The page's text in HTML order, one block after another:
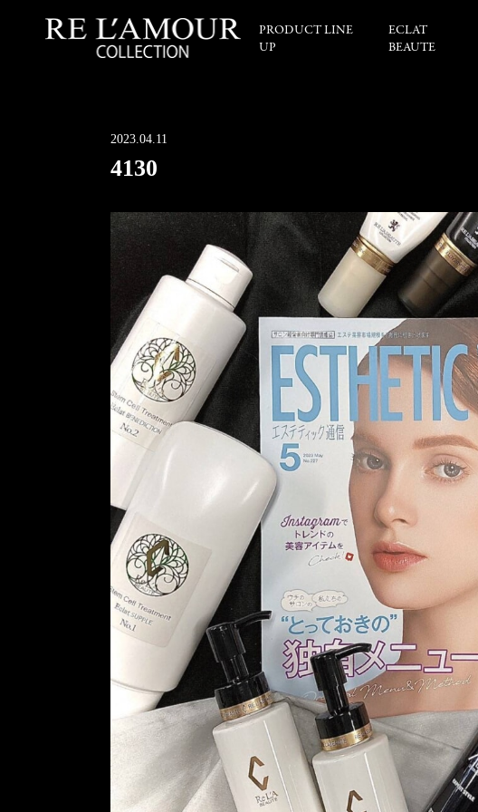
PRODUCT LINE
UP
ECLAT
BEAUTE
2023.04.11
4130